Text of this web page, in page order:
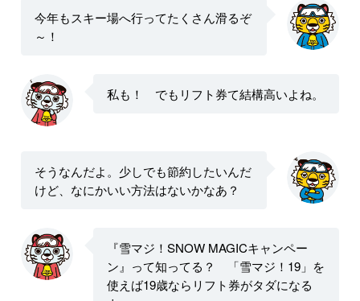
今年もスキー場へ行ってたくさん滑るぞ
～！
私も！ でもリフト券て結構高いよね。
そうなんだよ。少しでも節約したいんだ
けど、なにかいい方法はないかなあ？
『雪マジ！SNOW MAGICキャンペー
ン』って知ってる？ 「雪マジ！19」を
使えば19歳ならリフト券がタダになる